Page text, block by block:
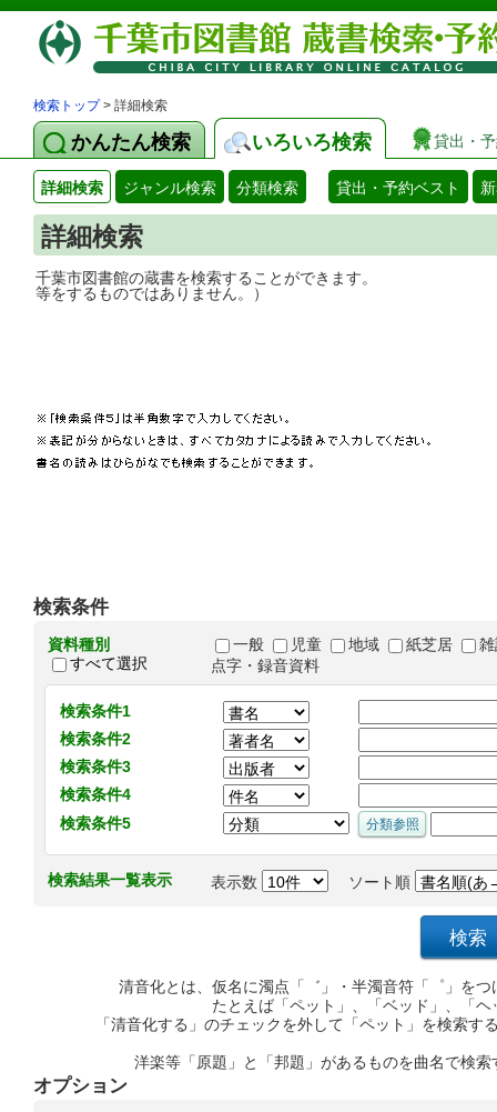
検索トップ> 詳細検索
かんたん検索 いろいろ検索 貸出・
詳細検索 ジャンル検索 分類検索 貸出・予約ベスト
詳細検索
千葉市図書館の蔵書を検索することがで
等をするものではありません。）
検索条件
資料種別
すべて選択
一般 児童 地域 紙芝居
点字・録音資料
検索条件1
検索条件2
検索条件3
検索条件4
検索条件5
検索結果一覧表示 表示数 ソート順
清音化とは、仮名に濁点「゛」・半濁音符「゜」を
たとえば「ペット」、「ベッド」、「
「清音化する」のチェックを外して「ペット」を検索
洋楽等「原題」と「邦題」があるものを曲名で検
オプション